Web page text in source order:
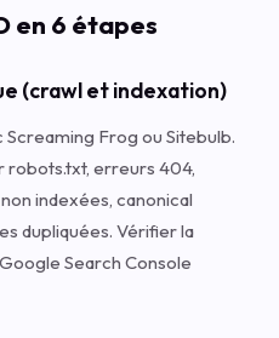
en 6 étapes
(crawl et indexation)
Frog ou Sitebulb.
robots.txt, erreurs 404,
indexées, canonical
dupliquées. Vérifier la
Search Console